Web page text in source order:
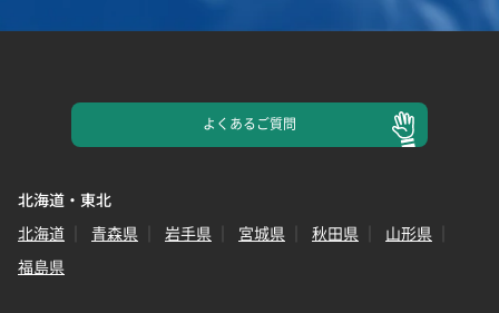
よくあるご質問
北海道・東北
北海道
青森県 岩手県 宮城県 秋田県
山形県
福島県